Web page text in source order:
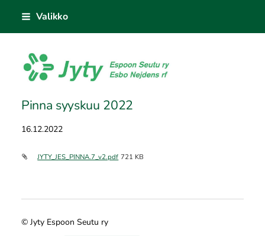
sisältöön
Valikko
Jyty Espoon Seutu ry
Pinna syyskuu 2022
16.12.2022
JYTY_JES_PINNA.7_v2.pdf 721 KB
© Jyty Espoon Seutu ry